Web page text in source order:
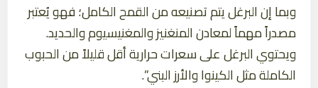
وبما إن البرغل يتم تصنيعه من القمح الكامل؛ فهو يُعتبر
مصدراً مهماً لمعادن المنغنيز والمغنيسيوم والحديد.
ويحتوي البرغل على سعرات حرارية أقل قليلاً من الحبوب
الكاملة مثل الكينوا والأرز البني”.